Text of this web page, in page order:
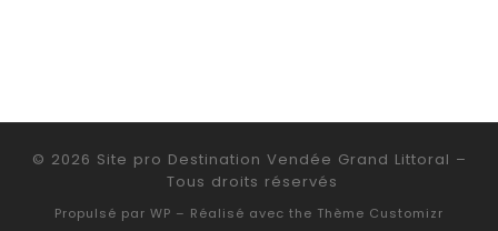
© 2026 Site pro Destination Vendée Grand Littoral –
Tous droits réservés
Propulsé par WP – Réalisé avec the Thème Customizr